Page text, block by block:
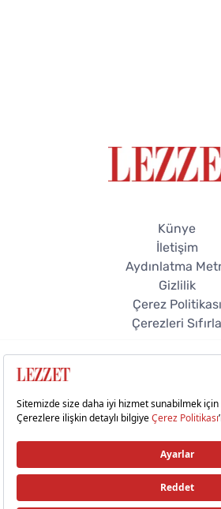
Künye
İletişim
Aydınlatma
Gizlilik
Çerez Politikası
Çerezleri Sıfırla
© 2026 Lezzet Online. Tüm